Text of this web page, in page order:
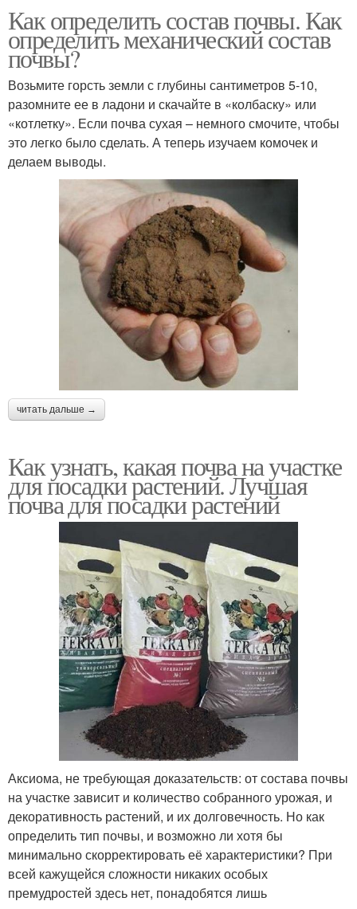
Как определить состав почвы. Как
определить механический состав
почвы?
Возьмите горсть земли с глубины сантиметров 5-10,
разомните ее в ладони и скачайте в «колбаску» или
«котлетку». Если почва сухая – немного смочите, чтобы
это легко было сделать. А теперь изучаем комочек и
делаем выводы.
читать дальше →
Как узнать, какая почва на участке
для посадки растений. Лучшая
почва для посадки растений
Аксиома, не требующая доказательств: от состава почвы
на участке зависит и количество собранного урожая, и
декоративность растений, и их долговечность. Но как
определить тип почвы, и возможно ли хотя бы
минимально скорректировать её характеристики? При
всей кажущейся сложности никаких особых
премудростей здесь нет, понадобятся лишь